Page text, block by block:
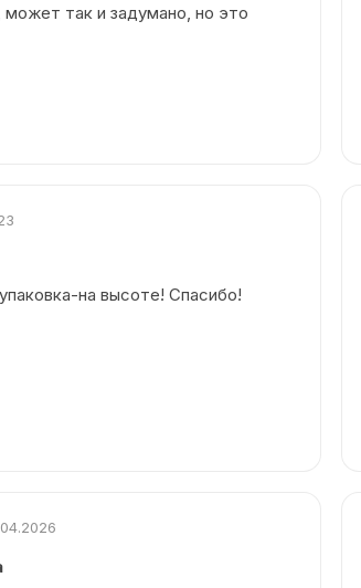
так и задумано, но это
на высоте! Спасибо!